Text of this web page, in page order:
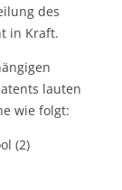
des
in Kraft.
lauten
wie folgt:
(2)